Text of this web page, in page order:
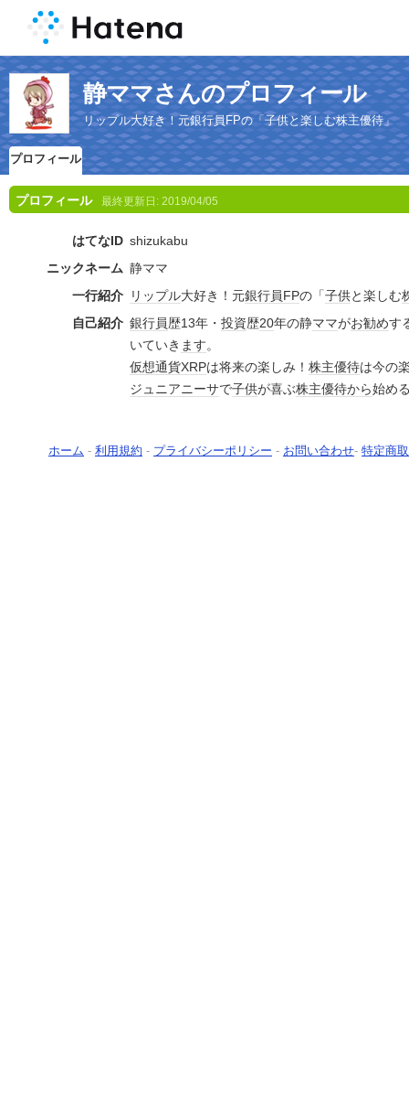
静ママさんのプロフィール
リップル大好き！元銀行員FPの「子供と楽しむ株主優待」
プロフィール
プロフィール 最終更新日: 2019/04/05
はてなID shizukabu
ニックネーム 静ママ
一行紹介
リップル大好き！元銀行員FPの「子供と楽しむ
自己紹介 銀行員歴13年・ 投資歴20年の静ママがお勧めす
いていき ます。
仮想通貨XRPは将来の楽しみ！ 株主優待は今の
ジュニアニーサで子供が喜ぶ株主優待から始め
ホーム - 利用規約 - プライバシーポリシー - お問い合わせ- 特定商